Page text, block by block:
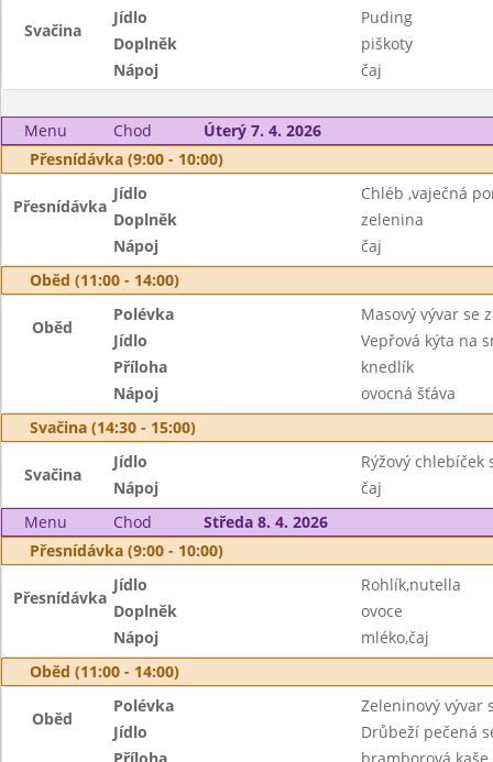
Svačina
Jídlo
Puding
Doplněk
piškoty
Nápoj
čaj
Menu Chod
Úterý 7. 4. 2026
Přesnídávka (9:00 - 10:00)
Přesnídávka
Jídlo
Chléb ,vaječná
Doplněk
zelenina
Nápoj
čaj
Oběd (11:00 - 14:00)
Oběd
Polévka
Masový vývar se
Jídlo
Vepřová kýta na
Příloha
knedlík
Nápoj
ovocná šťáva
Svačina (14:30 - 15:00)
Svačina
Jídlo
Rýžový chlebíček
Nápoj
čaj
Menu
Chod
Středa 8. 4. 2026
Přesnídávka (9:00 - 10:00)
Přesnídávka
Jídlo
Rohlík,nutella
Doplněk
ovoce
Nápoj
mléko,čaj
Oběd (11:00 - 14:00)
Oběd
Polévka
Zeleninový vývar
Jídlo
Drůbeží pečená